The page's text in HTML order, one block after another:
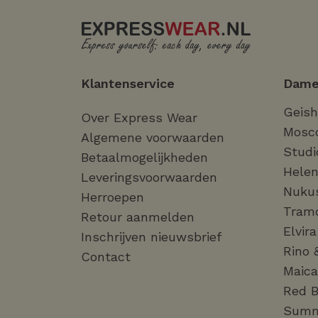
Klantenservice
Over Express Wear
Algemene voorwaarden
Betaalmogelijkheden
Leveringsvoorwaarden
Herroepen
Retour aanmelden
Inschrijven nieuwsbrief
Contact
Rino
Red